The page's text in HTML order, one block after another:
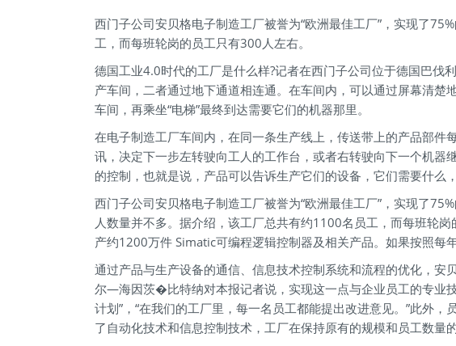
西门子公司安贝格电子制造工厂被誉为“欧洲最佳工厂”，实现了
工，而每班轮岗的员工只有300人左右。
德国工业4.0时代的工厂是什么样?记者在西门子公司位于德国巴伐
产车间，二者通过地下通道相连通。在车间内，可以通过屏幕清
车间，再乘坐“电梯”最终到达需要它们的机器那里。
在电子制造工厂车间内，在同一条生产线上，传送带上的产品部件
讯，决定下一步左转驶向工人的工作台，或者右转驶向下一个机
的控制，也就是说，产品可以告诉生产它们的设备，它们需要什么
西门子公司安贝格电子制造工厂被誉为“欧洲最佳工厂”，实现了
人数量并不多。据介绍，该工厂总共有约1100名员工，而每班轮
产约1200万件 Simatic可编程逻辑控制器及相关产品。如果按照每
通过产品与生产设备的通信、信息技术控制系统和流程的优化，
尔—海因茨�比特纳对本报记者说，实现这一点与企业员工的专业
计划”，“在我们的工厂里，每一名员工都能提出改进意见。”此外
了自动化技术和信息控制技术，工厂在保持原有的规模和员工数量